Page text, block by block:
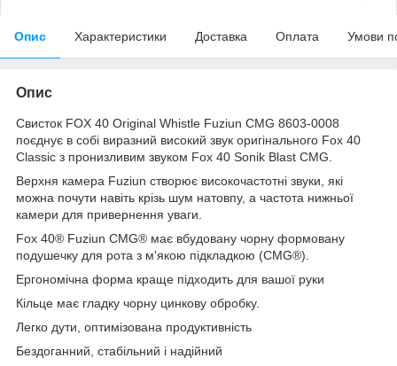
Опис Характеристики Доставка Оплата Умови
Опис
Свисток FOX 40 Original Whistle Fuziun CMG 8603-0008
поєднує в собі виразний високий звук оригінального Fox 40
Classic з пронизливим звуком Fox 40 Sonik Blast CMG.
Верхня камера Fuziun створює високочастотні звуки, які
можна почути навіть крізь шум натовпу, а частота нижньої
камери для привернення уваги.
Fox 40® Fuziun CMG® має вбудовану чорну формовану
подушечку для рота з м'якою підкладкою (CMG®).
Ергономічна форма краще підходить для вашої руки
Кільце має гладку чорну цинкову обробку.
Легко дути, оптимізована продуктивність
Бездоганний, стабільний і надійний